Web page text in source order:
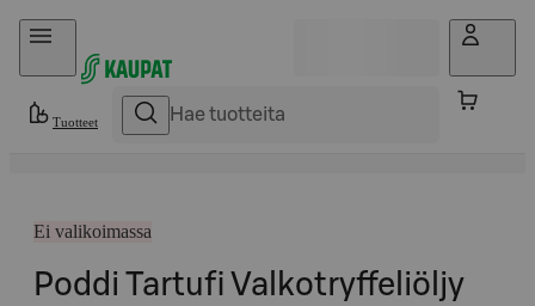
Hyppää sisältöön
Tuotteet
Ei valikoimassa
Poddi Tartufi Valkotryffeliöljy